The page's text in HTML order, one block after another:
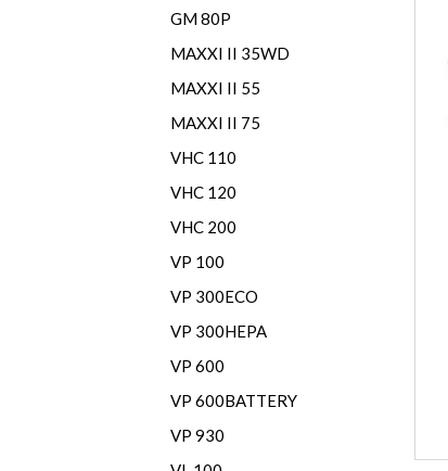
GM 80P
MAXXI II 35WD
MAXXI II 55
MAXXI II 75
VHC 110
VHC 120
VHC 200
VP 100
VP 300ECO
VP 300HEPA
VP 600
VP 600BATTERY
VP 930